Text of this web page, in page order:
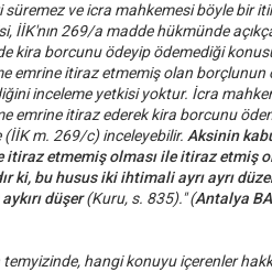
ve icra mahkemesi böyle bir
İİK'nın 269/a madde hükmünde
kira borcunu ödeyip ödemediği konusu
emrine itiraz etmemiş olan borçlunun
inceleme yetkisi yoktur. İcra
emrine itiraz ederek kira borcunu
m. 269/c) inceleyebilir. Aksinin
itiraz etmemiş olması ile itiraz etmiş
ki, bu husus iki ihtimali ayrı ayrı
düşer(Kuru, s. 835)." (Antalya
hangi konuyu içerenler